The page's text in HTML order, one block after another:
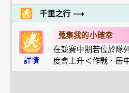
千里之行 ⟶
詳情
蒐集我的小確幸
在競賽中期若位於隊
度會上升＜作戰．居